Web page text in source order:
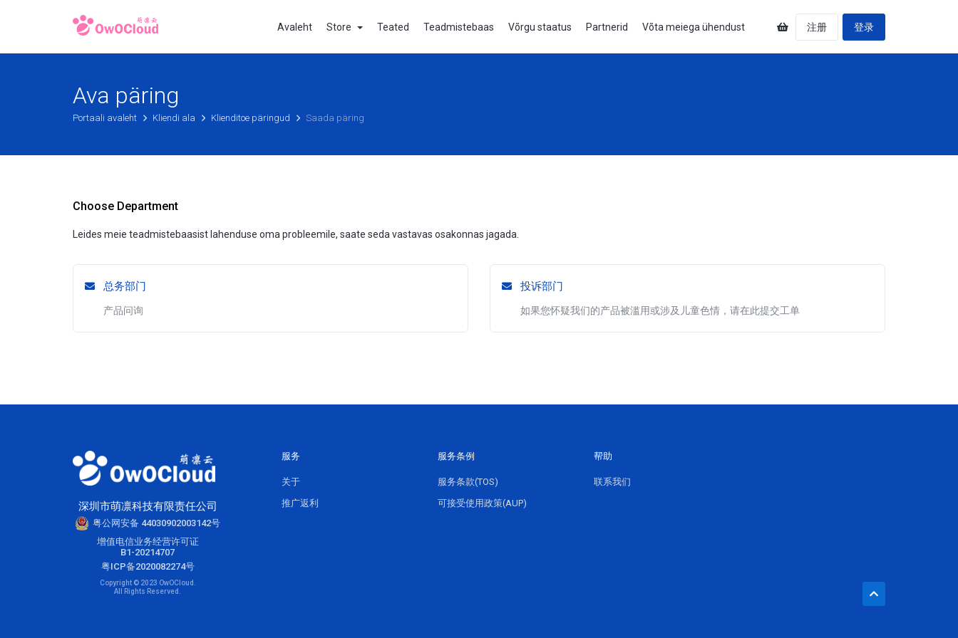
Avaleht Store Teated Teadmistebaas Võrgu staatus Partnerid Võta meiega ühendust 注册 登录
Ava päring
Portaali avaleht Kliendi ala Klienditoe päringud Saada päring
Choose Department
Leides meie teadmistebaasist lahenduse oma probleemile, saate seda vastavas osakonnas jagada.
总务部门
产品问询
投诉部门
如果您怀疑我们的产品被滥用或涉及儿童色情，请在此提交工单
深圳市萌凛科技有限责任公司
粤公网安备 44030902003142号
增值电信业务经营许可证
B1-20214707
粤ICP备2020082274号
Copyright © 2023 OwOCloud.
All Rights Reserved.
服务
关于
推广返利
服务条例
服务条款(TOS)
可接受使用政策(AUP)
帮助
联系我们